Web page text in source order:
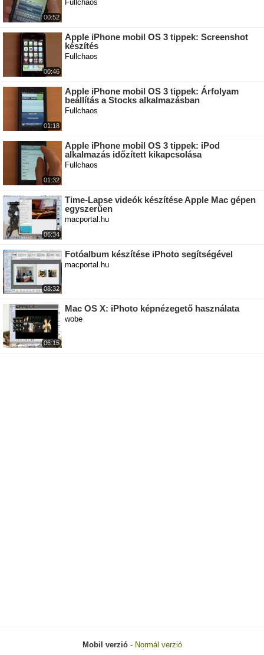
00:52
Fullchaos
00:46
Apple iPhone mobil OS 3 tippek: Screenshot
készítés
Fullchaos
01:18
Apple iPhone mobil OS 3 tippek: Árfolyam
beállítás a Stocks alkalmazásban
Fullchaos
01:32
Apple iPhone mobil OS 3 tippek: iPod
alkalmazás időzített kikapcsolása
Fullchaos
06:34
Time-Lapse videók készítése Apple Mac gépen
egyszerűen
macportal.hu
08:32
Fotóalbum készítése iPhoto segítségével
macportal.hu
06:15
Mac OS X: iPhoto képnézegető használata
wobe
Mobil verzió- Normál verzió